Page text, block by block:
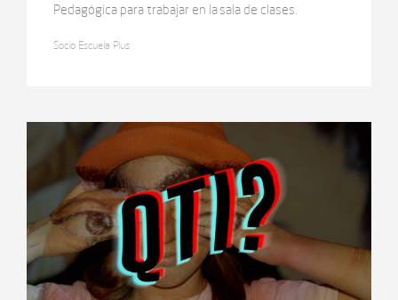
Pedagógica para trabajar en la sala de clases.
infancia, la propuesta celebra la diversidad como una
Socio Escuela Plus